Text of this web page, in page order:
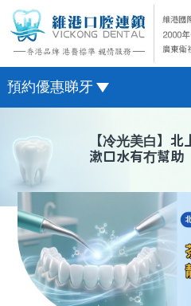
預約優惠睇牙
醫院簡介 hospital introduction
醫生介紹 doctor introduction
醫療新聞 medical news
種植牙 dental implant
箍牙 orthodontics
微信預約
WhatsApp預約
【冷光美白】北
漱口水有冇幫助